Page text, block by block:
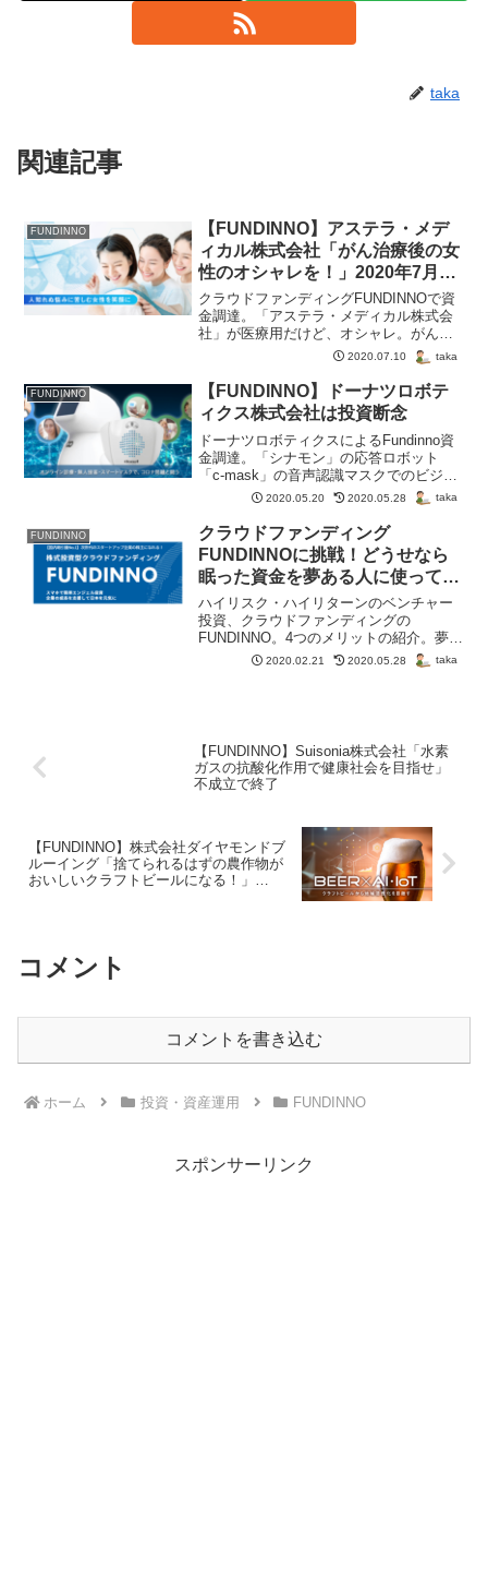
taka
関連記事
FUNDINNO
【FUNDINNO】アステラ・メデ
ィカル株式会社「がん治療後の女
性のオシャレを！」2020年7月16
日（木） 19:30申込開始
クラウドファンディングFUNDINNOで資
金調達。「アステラ・メディカル株式会
社」が医療用だけど、オシャレ。がん治
療後の苦痛と闘う推定15万人の女性を笑
顔にする「アステラ・メディカル」
2020.07.10 taka
FUNDINNO
【FUNDINNO】ドーナツロボテ
ィクス株式会社は投資断念
ドーナツロボティクスによるFundinno資
金調達。「シナモン」の応答ロボット
「c-mask」の音声認識マスクでのビジネ
スで、当日中に目標・上限を突破。コロ
ナ後を踏まえた期待のビジネスだった
が、軍資金や直感的に魅力不足は断念。
2020.05.20 2020.05.28 taka
FUNDINNO
クラウドファンディング
FUNDINNOに挑戦！どうせなら
眠った資金を夢ある人に使っても
らおう
ハイリスク・ハイリターンのベンチャー
投資、クラウドファンディングの
FUNDINNO。4つのメリットの紹介。夢と
アイディアを持つ人へ余剰金を託してみ
2020.02.21 2020.05.28 taka
【FUNDINNO】Suisonia株式会社「水素
ガスの抗酸化作用で健康社会を目指せ」
不成立で終了
【FUNDINNO】株式会社ダイヤモンドブ
ルーイング「捨てられるはずの農作物が
おいしいクラフトビールになる！」
コメント
コメントを書き込む
ホーム 投資・資産運用 FUNDINNO
スポンサーリンク